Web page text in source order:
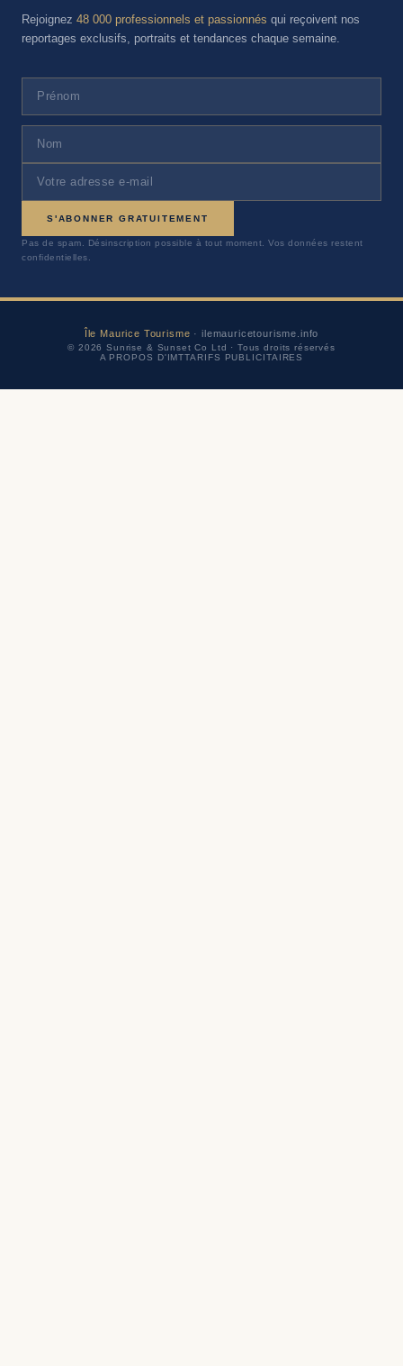
Rejoignez 48 000 professionnels et passionnés qui reçoivent nos
reportages exclusifs, portraits et tendances chaque semaine.
S'ABONNER GRATUITEMENT
Pas de spam. Désinscription possible à tout moment. Vos données restent
confidentielles.
Île Maurice Tourisme · ilemauricetourisme.info
© 2026 Sunrise & Sunset Co Ltd · Tous droits réservés
A PROPOS D'IMTTARIFS PUBLICITAIRES